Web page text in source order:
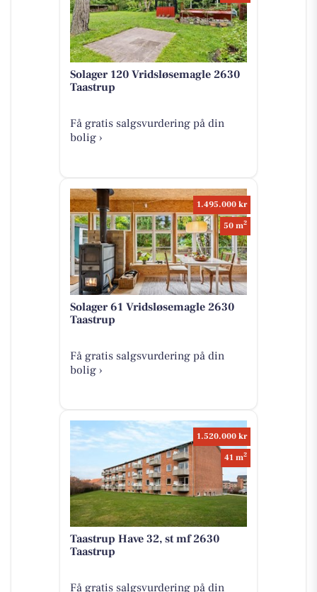
Solager 120 Vridsløsemagle 2630
Taastrup
Få gratis salgsvurdering på din
bolig ›
1.495.000 kr
50 m2
Solager 61 Vridsløsemagle 2630
Taastrup
Få gratis salgsvurdering på din
bolig ›
1.520.000 kr
41 m2
Taastrup Have 32, st mf 2630
Taastrup
Få gratis salgsvurdering på din